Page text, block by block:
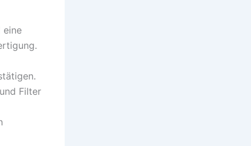
eine
Filter